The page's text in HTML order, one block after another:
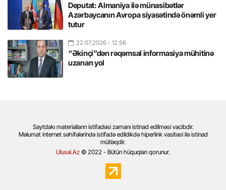
Deputat: Almaniya ilə münasibətlər
Azərbaycanın Avropa siyasətində önəmli yer
tutur
22.07.2026 - 12:56
“Əkinçi”dən rəqəmsal informasiya mühitinə
uzanan yol
Saytdakı materialların istifadəsi zamanı istinad edilməsi vacibdir.
Məlumat internet səhifələrində istifadə edildikdə hiperlink vasitəsi ilə istinad
mütləqdir.
Ulusal.Az © 2022 - Bütün hüquqları qorunur.